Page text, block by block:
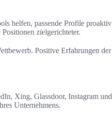
helfen, passende Profile proaktiv
zielgerichteter.
Positive Erfahrungen der
Xing, Glassdoor, Instagram und
Unternehmens.